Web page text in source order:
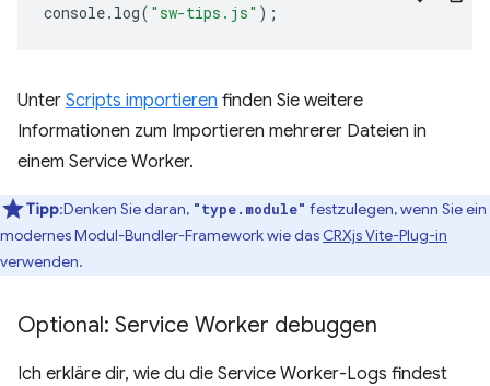
console. log( "sw-tips.js" );
Unter Scripts importieren finden Sie weitere
Informationen zum Importieren mehrerer Dateien in
einem Service Worker.
Tipp:Denken Sie daran, "type.module" festzulegen, wenn Sie ein
modernes Modul-Bundler-Framework wie das CRXjs Vite-Plug-in
verwenden.
Optional: Service Worker debuggen
Ich erkläre dir, wie du die Service Worker-Logs findest